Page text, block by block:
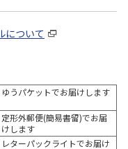
について
ゆうパケットでお届けします
定形外郵便(簡易書留)でお届
けします
レターパックライトでお届け